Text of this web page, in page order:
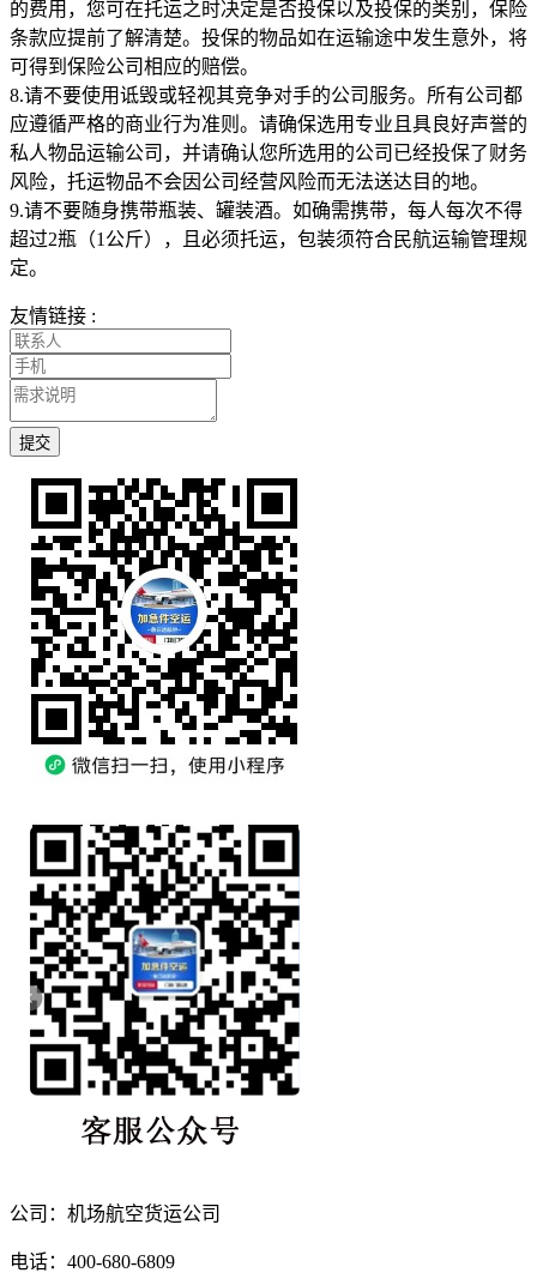
的费用，您可在托运之时决定是否投保以及投保的类别，保险
条款应提前了解清楚。投保的物品如在运输途中发生意外，将
可得到保险公司相应的赔偿。
8.请不要使用诋毁或轻视其竞争对手的公司服务。所有公司都
应遵循严格的商业行为准则。请确保选用专业且具良好声誉的
私人物品运输公司，并请确认您所选用的公司已经投保了财务
风险，托运物品不会因公司经营风险而无法送达目的地。
9.请不要随身携带瓶装、罐装酒。如确需携带，每人每次不得
超过2瓶（1公斤），且必须托运，包装须符合民航运输管理规
定。
友情链接 :
提交
公司：机场航空货运公司
电话：400-680-6809